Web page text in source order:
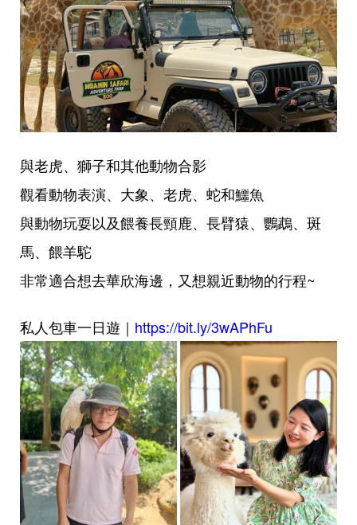
與老虎、獅子和其他動物合影
觀看動物表演、大象、老虎、蛇和鱷魚
與動物玩耍以及餵養長頸鹿、長臂猿、鸚鵡、斑
馬、餵羊駝
非常適合想去華欣海邊，又想親近動物的行程~
私人包車一日遊｜ https://bit.ly/3wAPhFu